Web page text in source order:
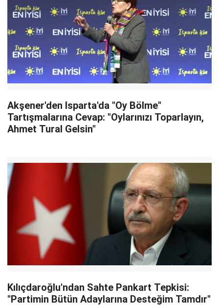
Akşener'den Isparta'da "Oy Bölme"
Tartışmalarına Cevap: "Oylarınızı Toparlayın,
Ahmet Tural Gelsin"
Kılıçdaroğlu'ndan Sahte Pankart Tepkisi:
"Partimin Bütün Adaylarına Desteğim Tamdır"